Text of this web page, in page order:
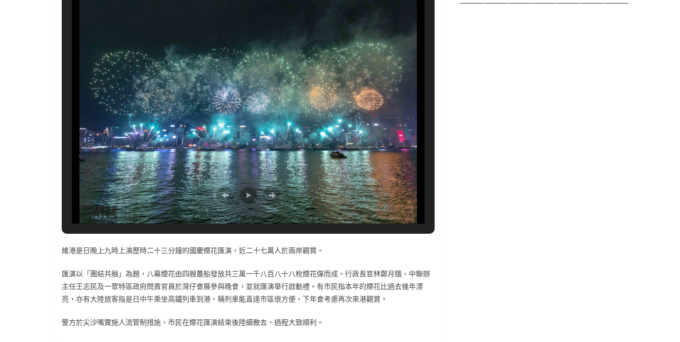
維港是日晚上九時上演歷時二十三分鐘的國慶煙花匯演，近二十七萬人於兩岸觀賞。
匯演以「團結共融」為題，八幕煙花由四艘躉船發放共三萬一千八百八十八枚煙花彈而成。行政長官林鄭月娥、中聯辦
主任王志民及一眾特區政府問責官員於灣仔會展參與晚會，並就匯演舉行啟動禮。有市民指本年的煙花比過去幾年漂
亮，亦有大陸旅客指是日中午乘坐高鐵列車到港，稱列車能直達市區很方便，下年會考慮再次來港觀賞。
警方於尖沙嘴實施人流管制措施，市民在煙花匯演結束後陸續散去，過程大致順利。